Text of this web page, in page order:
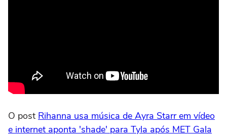
O post Rihanna usa música de Ayra Starr em vídeo
e internet aponta 'shade' para Tyla após MET Gala